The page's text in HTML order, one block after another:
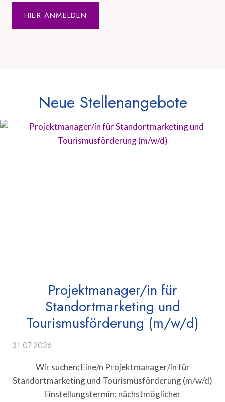
HIER ANMELDEN
Neue Stellenangebote
Projektmanager/in für
Standortmarketing und
Tourismusförderung (m/w/d)
31.07.2026
Wir suchen: Eine/n Projektmanager/in für
Standortmarketing und Tourismusförderung (m/w/d)
Einstellungstermin: nächstmöglicher